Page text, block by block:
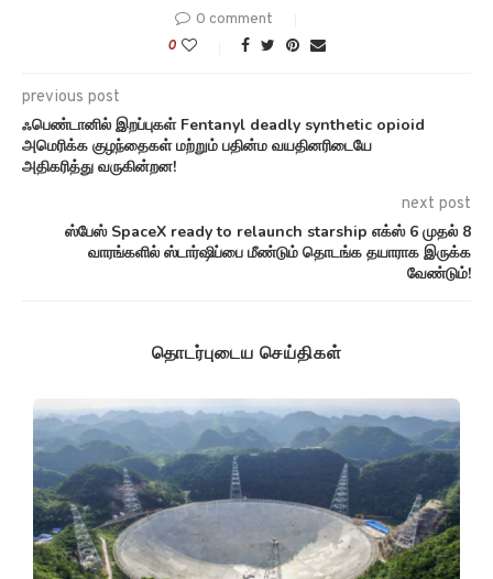
0 comment
0
previous post
ஃபெண்டானில் இறப்புகள் Fentanyl deadly synthetic opioid
அமெரிக்க குழந்தைகள் மற்றும் பதின்ம வயதினரிடையே
அதிகரித்து வருகின்றன!
next post
ஸ்பேஸ் SpaceX ready to relaunch starship எக்ஸ் 6 முதல் 8
வாரங்களில் ஸ்டார்ஷிப்பை மீண்டும் தொடங்க தயாராக இருக்க
வேண்டும்!
தொடர்புடைய செய்திகள்